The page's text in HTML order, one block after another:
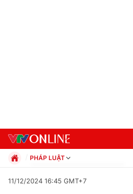
PHÁP LUẬT
Xã hội
11/12/2024 16:45 GMT+7